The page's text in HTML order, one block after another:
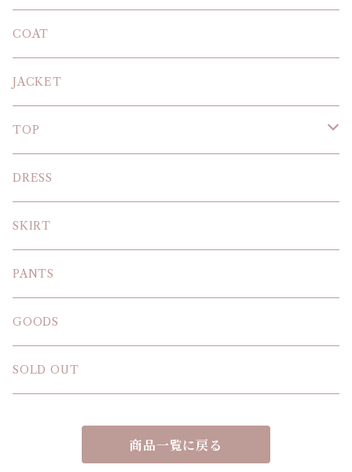
COAT
JACKET
TOP
KNIT
BLOUSE
T-SHIRT
SWEAT SHIRT
DRESS
SKIRT
PANTS
GOODS
SOLD OUT
商品一覧に戻る